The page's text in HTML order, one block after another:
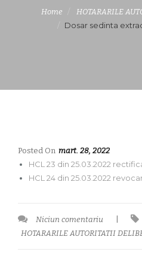
Home HOTARARILE
Dosar sedinta
Posted On mart. 28, 2022
HCL 23 din 25.03.2022
HCL 24 din 25.03.2022
Niciun comentariu
HOTARARILE AUTORITATII